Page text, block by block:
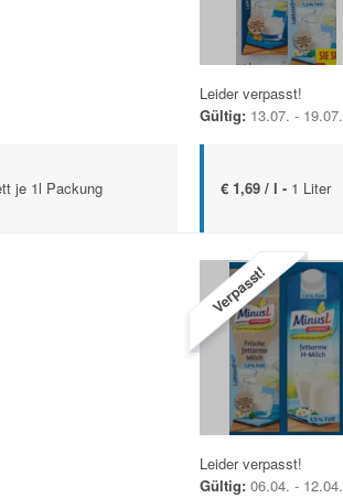
je 1l Packung
Leider verpasst!
Gültig: 13.07. - 19.07.
€ 1,69 / l - 1 Liter
Verpasst!
Leider verpasst!
Gültig: 06.04. - 12.04.